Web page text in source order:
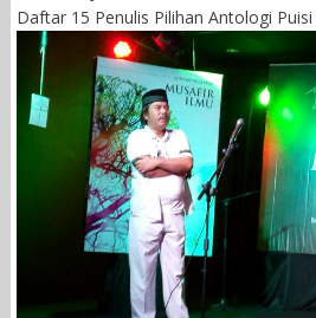
Daftar 15 Penulis Pilihan Antologi